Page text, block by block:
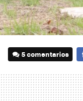
5 comentarios